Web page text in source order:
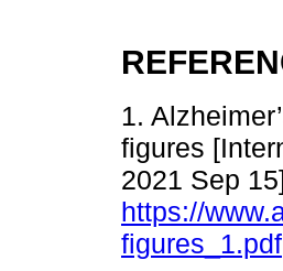
1.
figures
2021 Sep
https://
figures_1.pdf